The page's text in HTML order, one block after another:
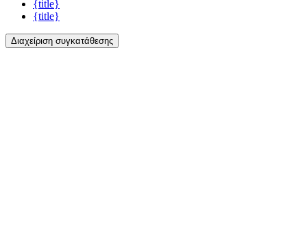
{title}
{title}
Διαχείριση συγκατάθεσης